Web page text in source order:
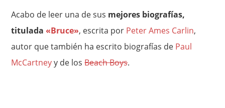
Acabo de leer una de sus mejores biografías,
titulada«Bruce», escrita por Peter Ames Carlin,
autor que también ha escrito biografías de Paul
McCartneyy de losBeach Boys.